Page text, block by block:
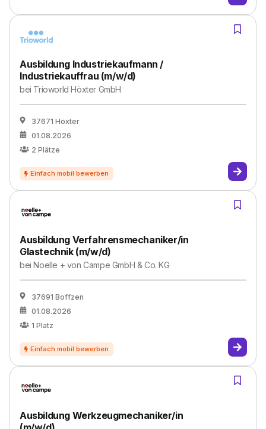
Ausbildung Industriekaufmann /
Industriekauffrau (m/w/d)
bei Trioworld Höxter GmbH
37671 Höxter
01.08.2026
2 Plätze
Ausbildung Verfahrensmechaniker/in
Glastechnik (m/w/d)
beiNoelle + von Campe GmbH & Co. KG
37691 Boffzen
01.08.2026
1 Platz
Ausbildung Werkzeugmechaniker/in